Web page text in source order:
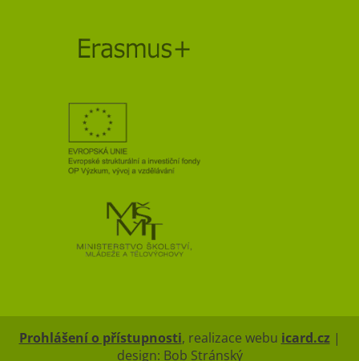
Prohlášení o přístupnosti, realizace webu icard.cz|
design: Bob Stránský